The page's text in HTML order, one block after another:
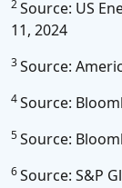
2Source: US
11, 2024
3Source:
4Source:
5Source:
6Source: S&P